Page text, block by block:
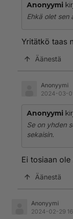
Anonyymi
Ehkä olet sen
Yritätkö taas
Äänestä
Anonyymi
2024-03-
Anonyymi
Se on yhden
sekaisin.
Ei tosiaan
Äänestä
Anonyymi
2024-02-29